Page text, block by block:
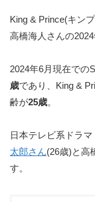
King & Prince(キン
高橋海人さんの
2024年6月現在での
歳であり、King &
齢が25歳。
日本テレビ系ドラ
太郎さん(26歳)と高
す。